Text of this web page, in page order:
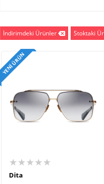
İndirimdeki Ürünler Stoktaki
YENI ÜRÜN
★★★★★
Dita